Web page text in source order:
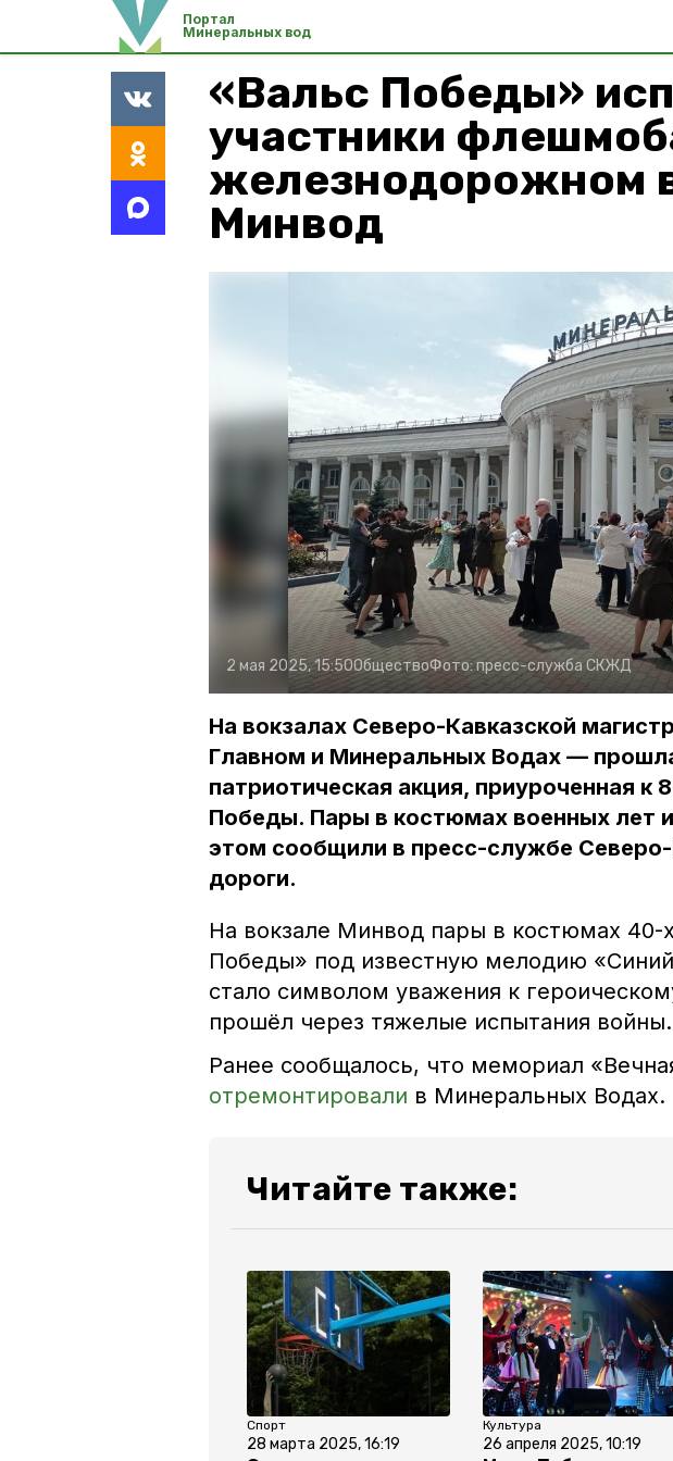
Портал
Минеральных вод
«Вальс Победы»
участники
железнодорожном
Минвод
2 мая 2025, 15:50ОбществоФото:пресс-служба СКЖД
На вокзалах Северо-Кавказской
Главном и Минеральных Водах —
патриотическая акция, приуроченная к
Победы. Пары в костюмах военных лет
этом сообщили в пресс-службе
дороги.
На вокзале Минвод пары в костюмах 40-
Победы» под известную мелодию
стало символом уважения к
прошёл через тяжелые испытания войны.
Ранее сообщалось, что мемориал
отремонтировали в Минеральных Водах.
Читайте также:
Спорт
28 марта 2025, 16:19
Культура
26 апреля 2025, 10:19